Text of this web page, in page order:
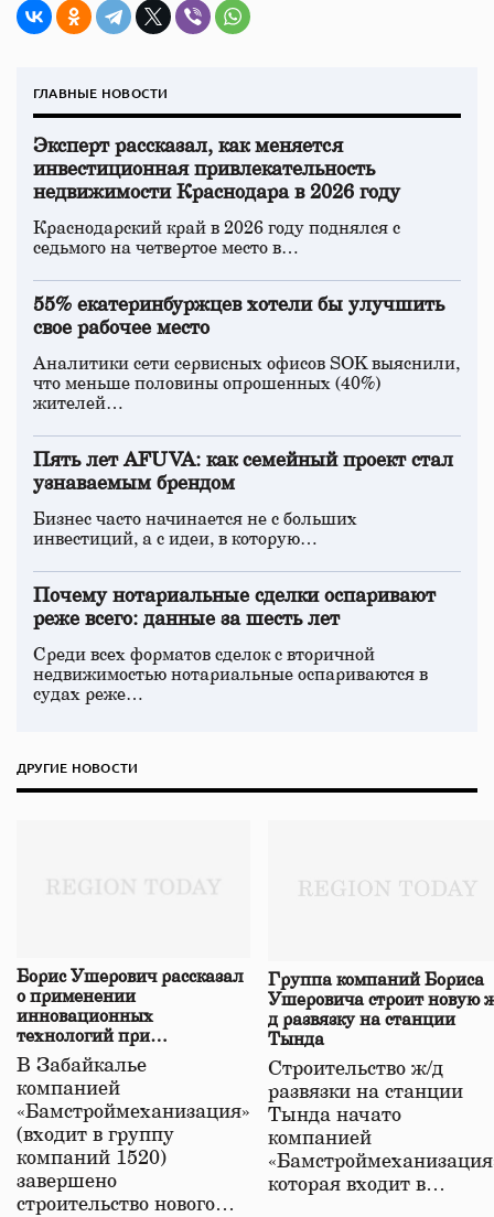
ГЛАВНЫЕ НОВОСТИ
Эксперт рассказал, как меняется
инвестиционная привлекательность
недвижимости Краснодара в 2026 году
Краснодарский край в 2026 году поднялся с
седьмого на четвертое место в…
55% екатеринбуржцев хотели бы улучшить
свое рабочее место
Аналитики сети сервисных офисов SOK выяснили,
что меньше половины опрошенных (40%)
жителей…
Пять лет AFUVA: как семейный проект стал
узнаваемым брендом
Бизнес часто начинается не с больших
инвестиций, а с идеи, в которую…
Почему нотариальные сделки оспаривают
реже всего: данные за шесть лет
Среди всех форматов сделок с вторичной
недвижимостью нотариальные оспариваются в
судах реже…
ДРУГИЕ НОВОСТИ
Борис Ушерович рассказал
о применении
инновационных
технологий при
строительстве нового моста
в Забайкалье
В Забайкалье
компанией
«Бамстроймеханизация»
(входит в группу
компаний 1520)
завершено
строительство нового…
Группа компаний Бориса
Ушеровича строит новую
д развязку на станции
Тында
Строительство ж/д
развязки на станции
Тында начато
компанией
которая входит в…